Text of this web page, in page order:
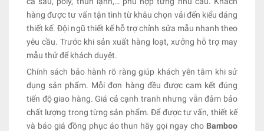
hàng được tư vấn tận tình từ khâu chọn vải đến kiểu dáng
thiết kế. Đội ngũ thiết kế hỗ trợ chỉnh sửa mẫu nhanh theo
yêu cầu. Trước khi sản xuất hàng loạt, xưởng hỗ trợ may
mẫu thử để khách duyệt.
Chính sách bảo hành rõ ràng giúp khách yên tâm khi sử
dụng sản phẩm. Mỗi đơn hàng đều được cam kết đúng
tiến độ giao hàng. Giá cả cạnh tranh nhưng vẫn đảm bảo
chất lượng trong từng sản phẩm. Để được tư vấn, thiết kế
và báo giá đồng phục áo thun hãy gọi ngay cho Bamboo